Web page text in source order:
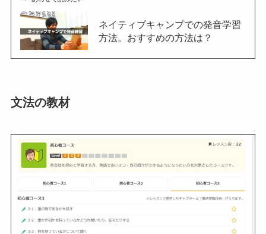
ネイティブキャンプでの発音学習
方法。おすすめの方法は？
文法の教材